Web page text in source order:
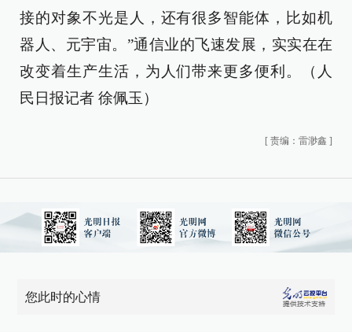
接的对象不光是人，还有很多智能体，比如机
器人、元宇宙。”通信业的飞速发展，实实在在
改变着生产生活，为人们带来更多便利。（人
民日报记者 徐佩玉）
[ 责编：雷渺鑫 ]
您此时的心情